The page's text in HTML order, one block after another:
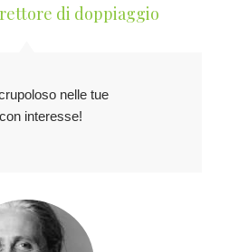
di doppiaggio
nelle tue
interesse!